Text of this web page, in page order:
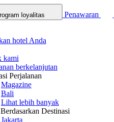
loyalitas Penawaran
hotel Anda
kami
berkelanjutan
Perjalanan
Magazine
Bali
Lihat lebih banyak
Destinasi
Jakarta